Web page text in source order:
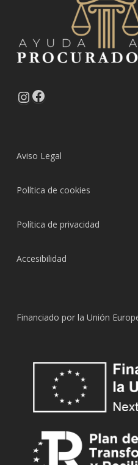
Instagram
Facebook
Aviso Legal
Política de cookies
Política de privacidad
Accesibilidad
Financiado por la Unión